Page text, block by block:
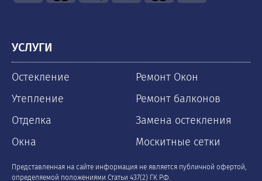
УСЛУГИ
Остекление
Утепление
Отделка
Окна
Ремонт Окон
Ремонт балконов
Замена остекления
Москитные сетки
Представленная на сайте информация не является публичной офертой,
определяемой положениями Статьи 437(2) ГК РФ.